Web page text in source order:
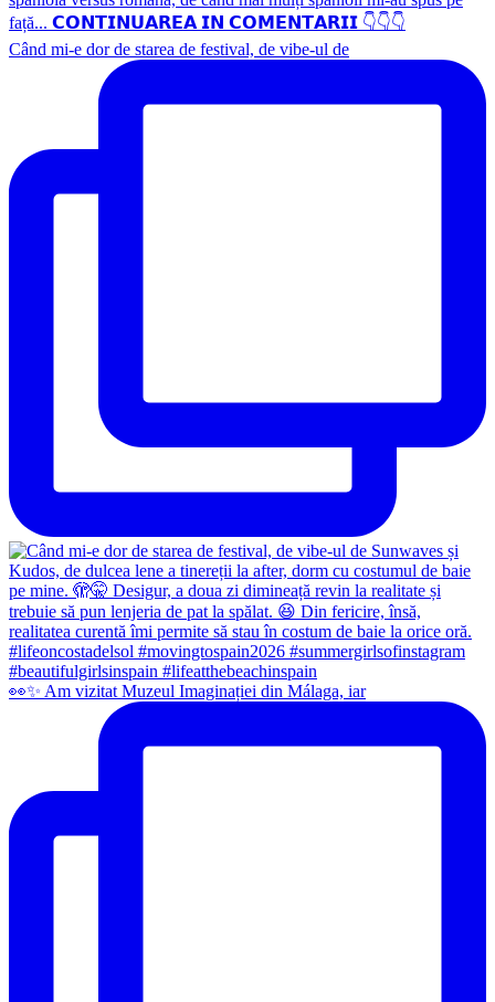
Când mi-e dor de starea de festival, de vibe-ul de
👀✨️ Am vizitat Muzeul Imaginației din Málaga, iar